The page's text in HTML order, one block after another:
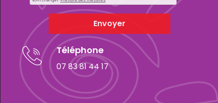
Envoyer
Téléphone
07 83 81 44 17